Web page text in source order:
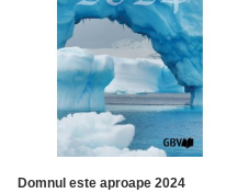
Domnul este aproape 2024